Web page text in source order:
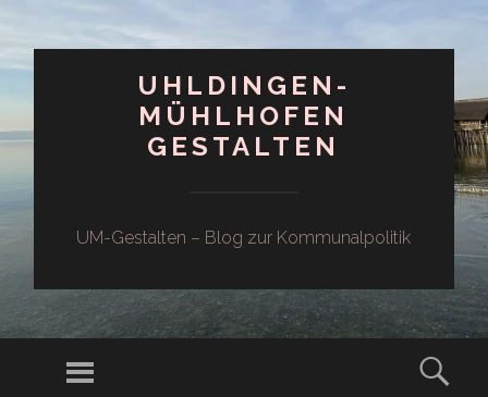
UHLDINGEN-
MÜHLHOFEN
GESTALTEN
UM-Gestalten – Blog zur Kommunalpolitik
Menü